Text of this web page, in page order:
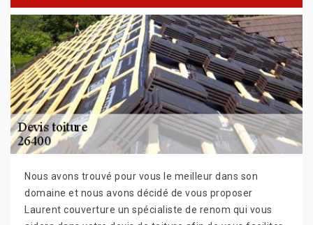
Nous avons trouvé pour vous le meilleur dans son
domaine et nous avons décidé de vous proposer
Laurent couverture un spécialiste de renom qui vous